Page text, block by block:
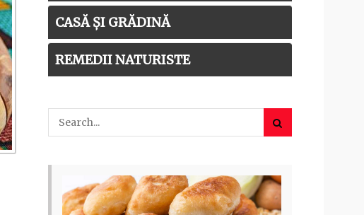
CASĂ ȘI GRĂDINĂ
REMEDII NATURISTE